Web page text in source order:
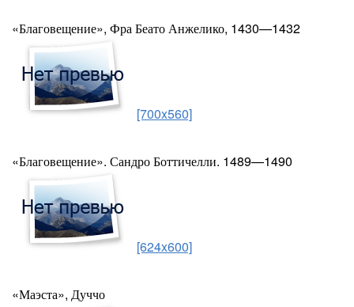
«Благовещение», Фра Беато Анжелико, 1430—1432
[700x560]
«Благовещение». Сандро Боттичелли. 1489—1490
[624x600]
«Маэста», Дуччо